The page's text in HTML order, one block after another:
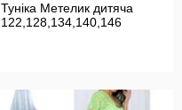
Туніка Метелик дитяча
122,128,134,140,146